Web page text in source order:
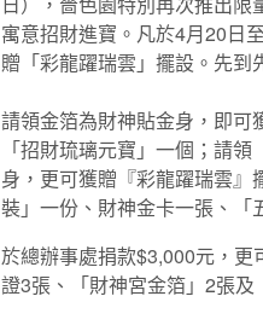
寓意招財進寶。凡於4月20日
贈「彩龍躍瑞雲」擺設。先到
請領金箔為財神貼金身，即可
「招財琉璃元寶」一個；請
身，更可獲贈『彩龍躍瑞雲
裝」一份、財神金卡一張、「
於總辦事處捐款$3,000元，
證3張、「財神宮金箔」2張及